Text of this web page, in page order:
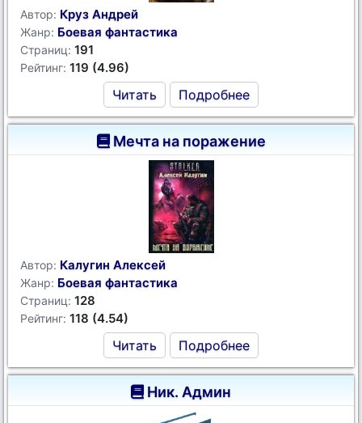
Автор: Круз Андрей
Жанр: Боевая фантастика
Страниц: 191
Рейтинг: 119 (4.96)
Читать Подробнее
Мечта на поражение
Автор: Калугин Алексей
Жанр: Боевая фантастика
Страниц: 128
Рейтинг: 118 (4.54)
Читать Подробнее
Ник. Админ